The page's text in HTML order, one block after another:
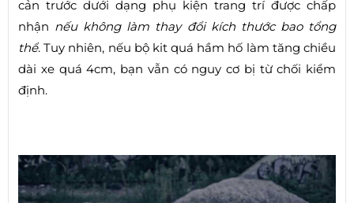
cản trước dưới dạng phụ kiện trang trí được chấp
nhận nếu không làm thay đổi kích thước bao tổng
thể. Tuy nhiên, nếu bộ kit quá hầm hố làm tăng chiều
dài xe quá 4cm, bạn vẫn có nguy cơ bị từ chối kiểm
định.